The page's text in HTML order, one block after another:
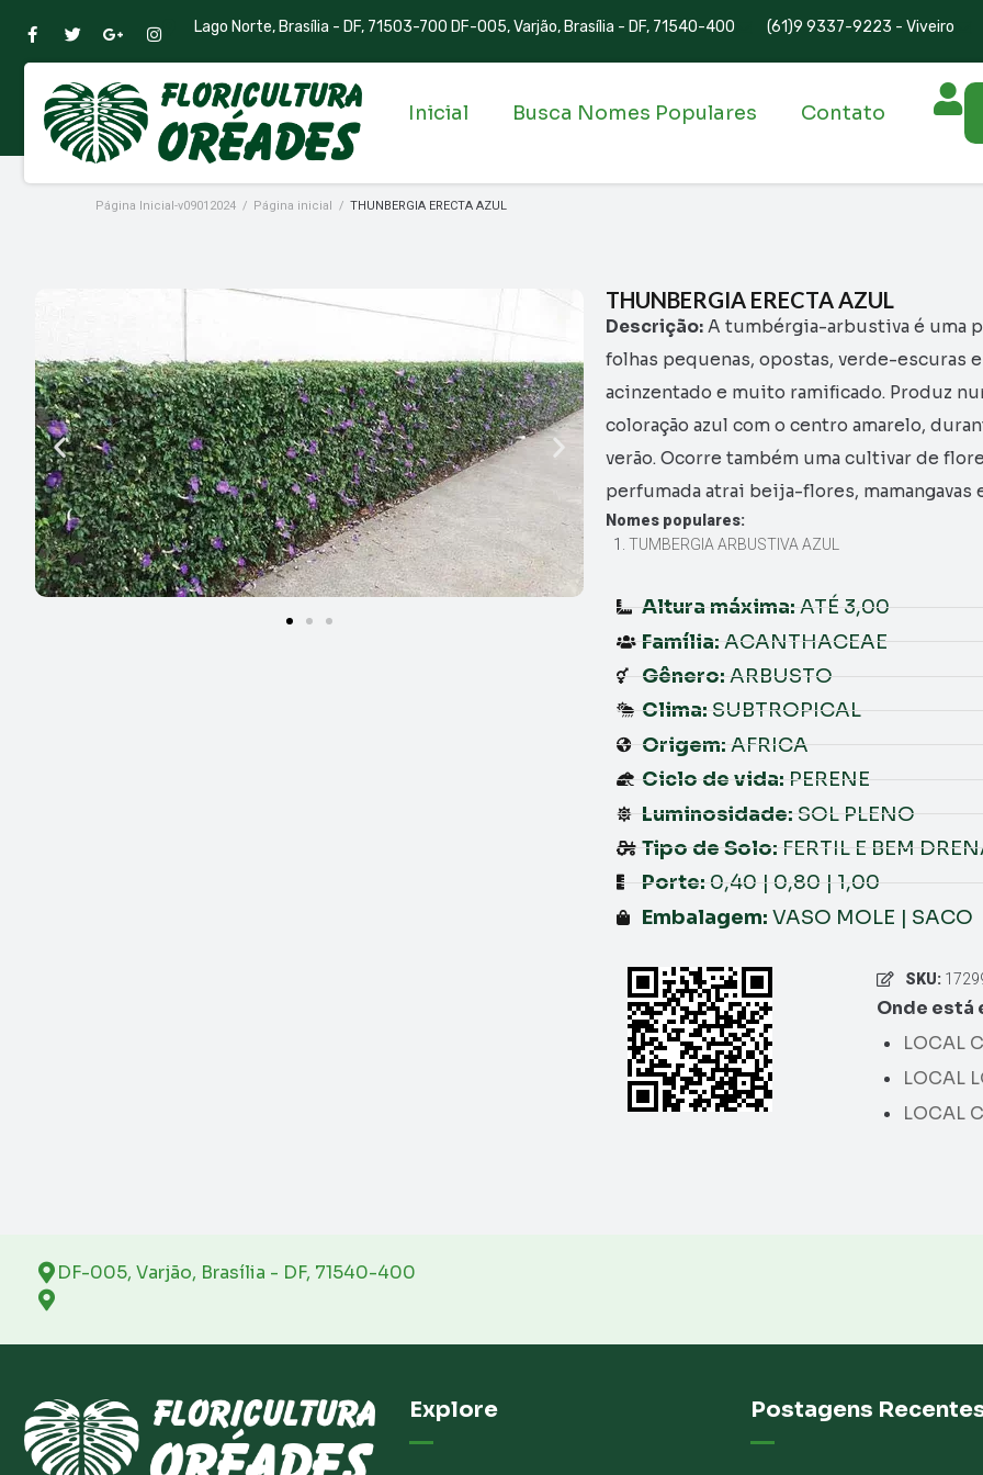
Lago Norte, Brasília - DF, 71503-700 DF-005, Varjão, Brasília - DF, 71540-400 (61)9 9337-9223 - Viveiro
Inicial Busca Nomes Populares Contato
Página Inicial-v09012024 / Página inicial / THUNBERGIA ERECTA AZUL
THUNBERGIA ERECTA AZUL
Descrição: A tumbérgia-arbustiva é uma
folhas pequenas, opostas, verde-escuras
acinzentado e muito ramificado. Produz
coloração azul com o centro amarelo,
verão. Ocorre também uma cultivar de
perfumada atrai beija-flores, mamangavas
Nomes populares:
TUMBERGIA ARBUSTIVA AZUL
Altura máxima: ATÉ 3,00
Família: ACANTHACEAE
Gênero: ARBUSTO
Clima: SUBTROPICAL
Origem: AFRICA
Ciclo de vida: PERENE
Luminosidade: SOL PLENO
Tipo de Solo: FERTIL E BEM
Porte: 0,40 | 0,80 | 1,00
Embalagem: VASO MOLE | SACO
SKU:
Onde está
LOCAL
LOCAL
LOCAL
DF-005, Varjão, Brasília - DF, 71540-400
Explore Postagens